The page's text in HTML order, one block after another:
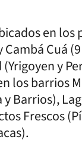
en los
Cuá
y
los barrios
Barrios),
Frescos